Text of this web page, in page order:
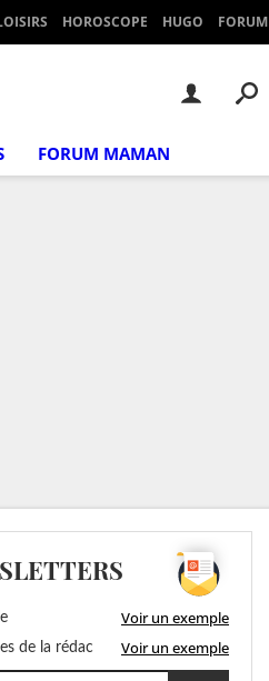
HOROSCOPE HUGO FORUM
FORUM MAMAN
Voir un exemple
de la rédac Voir un exemple